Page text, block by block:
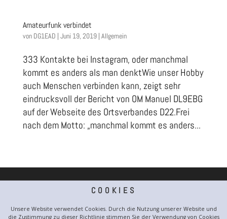
COOKIES
Unsere Website verwendet Cookies. Durch die Nutzung unserer Website und
die Zustimmung zu dieser Richtlinie stimmen Sie der Verwendung von Cookies
Amateurfunk verbindet
von DG1EAD | Juni 19, 2019| Allgemein
333 Kontakte bei Instagram, oder manchmal
kommt es anders als man denktWie unser Hobby
auch Menschen verbinden kann, zeigt sehr
eindrucksvoll der Bericht von OM Manuel DL9EBG
auf der Webseite des Ortsverbandes D22.Frei
nach dem Motto: „manchmal kommt es anders...